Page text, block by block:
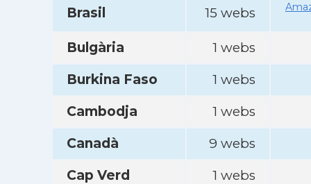
Brasil 15 webs
Bulgària
1 webs
Burkina Faso
1 webs
Cambodja
1 webs
Canadà
9 webs
Cap Verd
1 webs